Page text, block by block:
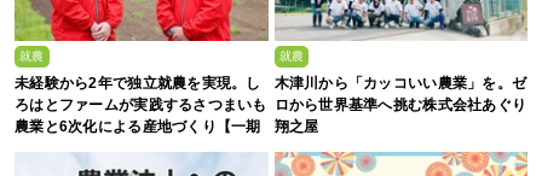
就農
未経験から2年で独立就農を実現。し
ろはとファームが実践するさつまいも
農業と6次化による産地づくり【一期
生募集】
就農
木津川から「カッコいい農業」を。ゼ
ロから世界基準へ挑む株式会社あぐり
翔之屋